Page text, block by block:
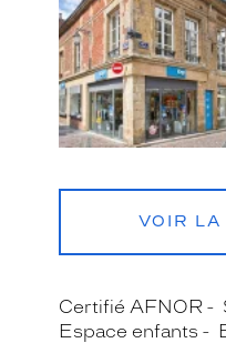
VOIR LA
Certifié AFNOR
Espace enfants